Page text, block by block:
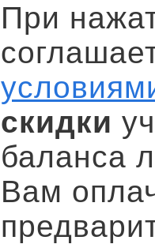
При
скидки
баланса
Вам